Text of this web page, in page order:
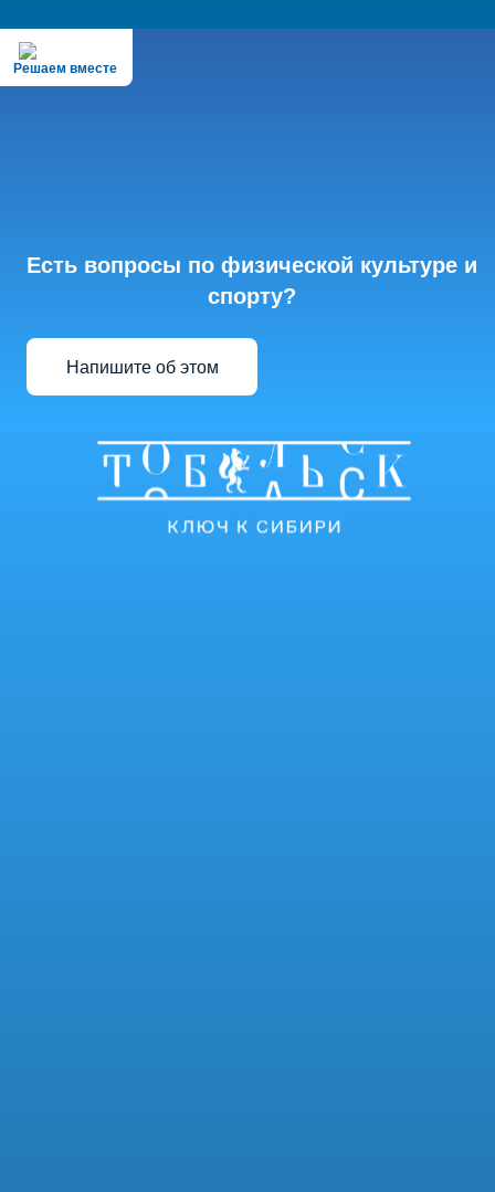
Решаем вместе
Есть вопросы по физической культуре и
спорту?
Напишите об этом